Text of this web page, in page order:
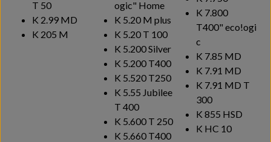
T 50
K 2.99 MD
K 205 M
ogic" Home
K 5.20 M plus
K 5.20 T 100
K 5.200 Silver
K 5.200 T400
K 5.520 T250
K 5.55 Jubilee
T 400
K 5.600 T 250
K 5.660 T400
K 7.800
T400"eco!ogi
c
K 7.85 MD
K 7.91 MD
K 7.91 MD T
300
K 855 HSD
K HC 10